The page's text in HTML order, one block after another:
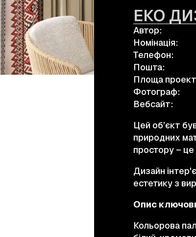
а.harusova@gmail.com
ЕКО
Автор:
Номінація:
Телефон:
Пошта:
Площа
Фотограф:
Вебсайт:
Цей об’єкт
природних
простору – це
Дизайн
естетику з
Опис
Кольорова